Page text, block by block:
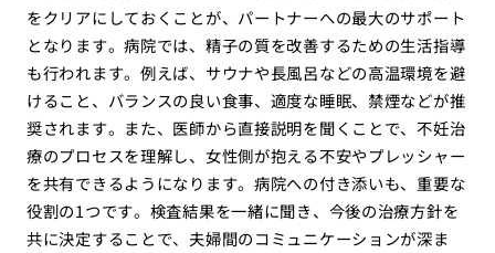
をクリアにしておくことが、パートナーへの最大のサポート
となります。病院では、精子の質を改善するための生活指導
も行われます。例えば、サウナや長風呂などの高温環境を避
けること、バランスの良い食事、適度な睡眠、禁煙などが推
奨されます。また、医師から直接説明を聞くことで、不妊治
療のプロセスを理解し、女性側が抱える不安やプレッシャー
を共有できるようになります。病院への付き添いも、重要な
役割の1つです。検査結果を一緒に聞き、今後の治療方針を
共に決定することで、夫婦間のコミュニケーションが深ま